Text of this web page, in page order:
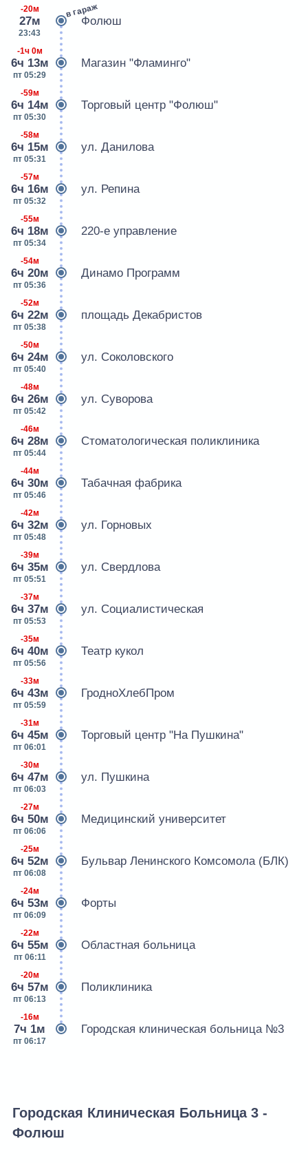
-20м
27м
23:43
в гараж
Фолюш
-1ч 0м
6ч 13м
пт 05:29
Магазин "Фламинго"
-59м
6ч 14м
пт 05:30
Торговый центр "Фолюш"
-58м
6ч 15м
пт 05:31
ул. Данилова
-57м
6ч 16м
пт 05:32
ул. Репина
-55м
6ч 18м
пт 05:34
220-е управление
-54м
6ч 20м
пт 05:36
Динамо Программ
-52м
6ч 22м
пт 05:38
площадь Декабристов
-50м
6ч 24м
пт 05:40
ул. Соколовского
-48м
6ч 26м
пт 05:42
ул. Суворова
-46м
6ч 28м
пт 05:44
Стоматологическая поликлиника
-44м
6ч 30м
пт 05:46
Табачная фабрика
-42м
6ч 32м
пт 05:48
ул. Горновых
-39м
6ч 35м
пт 05:51
ул. Свердлова
-37м
6ч 37м
пт 05:53
ул. Социалистическая
-35м
6ч 40м
пт 05:56
Театр кукол
-33м
6ч 43м
пт 05:59
ГродноХлебПром
-31м
6ч 45м
пт 06:01
Торговый центр "На Пушкина"
-30м
6ч 47м
пт 06:03
ул. Пушкина
-27м
6ч 50м
пт 06:06
Медицинский университет
-25м
6ч 52м
пт 06:08
Бульвар Ленинского Комсомола (БЛК)
-24м
6ч 53м
пт 06:09
Форты
-22м
6ч 55м
пт 06:11
Областная больница
-20м
6ч 57м
пт 06:13
Поликлиника
-16м
7ч 1м
пт 06:17
Городская клиническая больница №3
Городская Клиническая Больница 3 -
Фолюш